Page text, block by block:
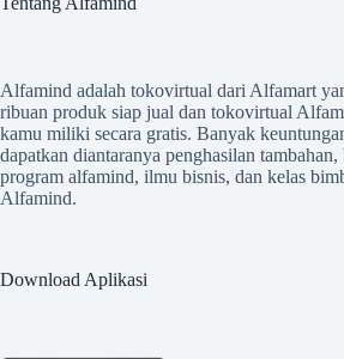
Alfamind adalah tokovirtual dari Alfamart
ribuan produk siap jual dan tokovirtual
kamu miliki secara gratis. Banyak
dapatkan diantaranya penghasilan tambahan,
program alfamind, ilmu bisnis, dan kelas
Alfamind.
Download Aplikasi